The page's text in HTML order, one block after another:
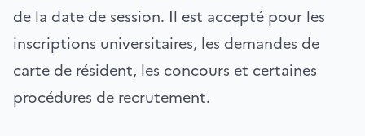
de la date de session. Il est accepté pour les
inscriptions universitaires, les demandes de
carte de résident, les concours et certaines
procédures de recrutement.